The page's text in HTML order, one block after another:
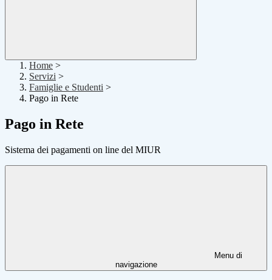
Home >
Servizi >
Famiglie e Studenti >
Pago in Rete
Pago in Rete
Sistema dei pagamenti on line del MIUR
Menu di
navigazione